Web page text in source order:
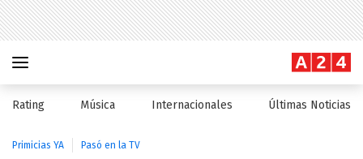
Rating Música Internacionales Últimas Noticias
Primicias YA Pasó en la TV